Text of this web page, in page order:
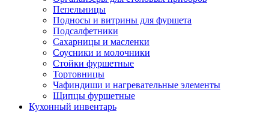
Пепельницы
Подносы и витрины для фуршета
Подсалфетники
Сахарницы и масленки
Соусники и молочники
Стойки фуршетные
Тортовницы
Чафиндиши и нагревательные элементы
Щипцы фуршетные
Кухонный инвентарь